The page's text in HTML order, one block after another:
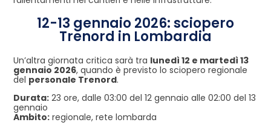
12-13 gennaio 2026: sciopero
Trenord in Lombardia
Un’altra giornata critica sarà tra lunedì 12 e martedì 13
gennaio 2026, quando è previsto lo sciopero regionale
del personale Trenord.
Durata: 23 ore, dalle 03:00 del 12 gennaio alle 02:00 del 13
gennaio
Ambito: regionale, rete lombarda